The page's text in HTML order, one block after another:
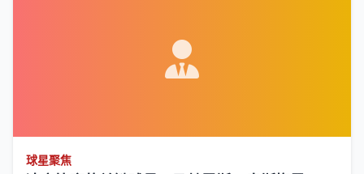
球星聚焦